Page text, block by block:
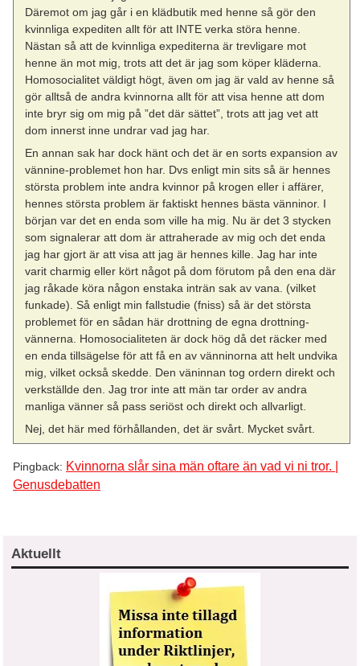
Däremot om jag går i en klädbutik med henne så gör den
kvinnliga expediten allt för att INTE verka störa henne.
Nästan så att de kvinnliga expediterna är trevligare mot
henne än mot mig, trots att det är jag som köper kläderna.
Homosocialitet väldigt högt, även om jag är vald av henne så
gör alltså de andra kvinnorna allt för att visa henne att dom
inte bryr sig om mig på ”det där sättet”, trots att jag vet att
dom innerst inne undrar vad jag har.
En annan sak har dock hänt och det är en sorts expansion av
vännine-problemet hon har. Dvs enligt min sits så är hennes
största problem inte andra kvinnor på krogen eller i affärer,
hennes största problem är faktiskt hennes bästa vänninor. I
början var det en enda som ville ha mig. Nu är det 3 stycken
som signalerar att dom är attraherade av mig och det enda
jag har gjort är att visa att jag är hennes kille. Jag har inte
varit charmig eller kört något på dom förutom på den ena där
jag råkade köra någon enstaka inträn sak av vana. (vilket
funkade). Så enligt min fallstudie (fniss) så är det största
problemet för en sådan här drottning de egna drottning-
vännerna. Homosocialiteten är dock hög då det räcker med
en enda tillsägelse för att få en av vänninorna att helt undvika
mig, vilket också skedde. Den väninnan tog ordern direkt och
verkställde den. Jag tror inte att män tar order av andra
manliga vänner så pass seriöst och direkt och allvarligt.
Nej, det här med förhållanden, det är svårt. Mycket svårt.
Pingback: Kvinnorna slår sina män oftare än vad vi ni tror. |
Genusdebatten
Aktuellt